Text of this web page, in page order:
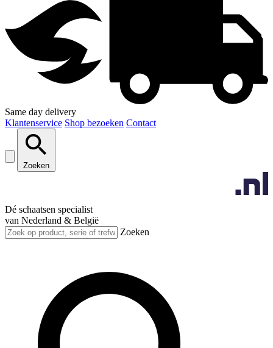
Same day delivery
Klantenservice Shop bezoeken Contact
Zoeken
Dé schaatsen specialist
van Nederland & België
Zoeken